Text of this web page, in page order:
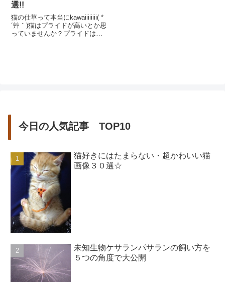
選!!
猫の仕草って本当にkawaiiiiiiii( *
´艸｀)猫はプライドが高いとか思
っていませんか？プライドは高
今日の人気記事 TOP10
猫好きにはたまらない・超かわいい猫
画像３０選☆
未知生物ケサランパサランの飼い方を
５つの角度で大公開